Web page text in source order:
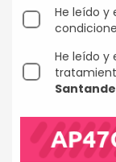
He leído y
He leído y